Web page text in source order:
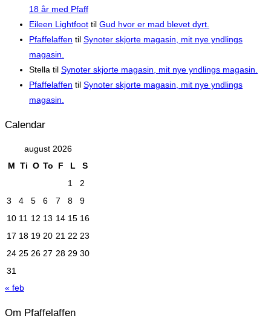
18 år med Pfaff
Eileen Lightfoot til Gud hvor er mad blevet dyrt.
Pfaffelaffen til Synoter skjorte magasin, mit nye yndlings
magasin.
Stella til Synoter skjorte magasin, mit nye yndlings magasin.
Pfaffelaffen til Synoter skjorte magasin, mit nye yndlings
magasin.
Calendar
august 2026
M Ti O To F L
S
1
2
3
4 5 6 7 8
9
10 11 12 13 14 15 16
17 18 19 20 21 22 23
24 25 26 27 28 29 30
31
« feb
Om Pfaffelaffen